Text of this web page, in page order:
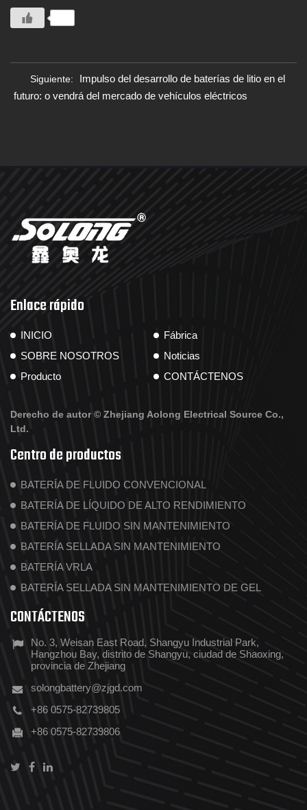
Siguiente:
Impulso del desarrollo de baterías de litio en el
futuro: o vendrá del mercado de vehículos eléctricos
Enlace rápido
INICIO
Fábrica
SOBRE NOSOTROS
Noticias
Producto
CONTÁCTENOS
Derecho de autor © Zhejiang Aolong Electrical Source Co.,
Ltd.
Centro de productos
BATERÍA DE FLUIDO CONVENCIONAL
BATERÍA DE LÍQUIDO DE ALTO RENDIMIENTO
BATERÍA DE FLUIDO SIN MANTENIMIENTO
BATERÍA SELLADA SIN MANTENIMIENTO
BATERÍA VRLA
BATERÍA SELLADA SIN MANTENIMIENTO DE GEL
CONTÁCTENOS
No. 3, Weisan East Road, Shangyu Industrial Park,
Hangzhou Bay, distrito de Shangyu, ciudad de Shaoxing,
provincia de Zhejiang
solongbattery@zjgd.com
+86 0575-82739805
+86 0575-82739806